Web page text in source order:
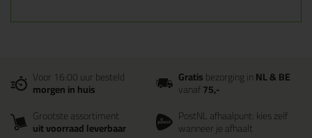
Voor 16:00 uur besteld
morgen in huis
Gratisbezorging inNL & BE
vanaf75,-
Grootste assortiment
uit voorraad leverbaar
PostNL afhaalpunt: kies zelf
wanneer je afhaalt